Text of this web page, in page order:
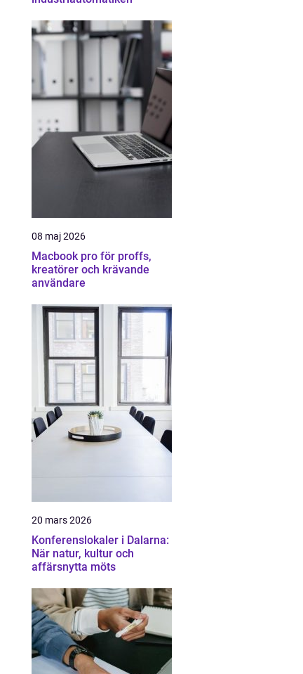
08 maj 2026
Macbook pro för proffs,
kreatörer och krävande
användare
20 mars 2026
Konferenslokaler i Dalarna:
När natur, kultur och
affärsnytta möts